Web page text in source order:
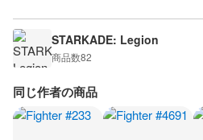
STARKADE: Legion
商品数82
同じ作者の商品